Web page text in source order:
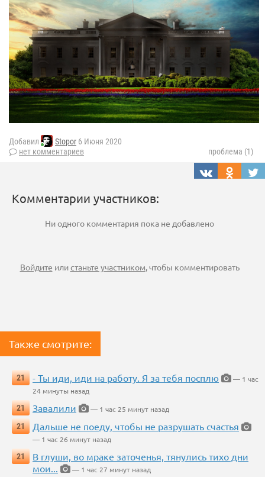
Добавил Stopor 6 Июня 2020
нет комментариев
проблема (1)
Комментарии участников:
Ни одного комментария пока не добавлено
Войдите илистаньте участником, чтобы комментировать
Также смотрите:
21 - Ты иди, иди на работу. Я за тебя посплю
— 1 час
24 минуты назад
21
Завалили
— 1 час 25 минут назад
21
Дальше не поеду, чтобы не разрушать счастья
— 1 час 26 минут назад
21
В глуши, во мраке заточенья, тянулись тихо дни
мои...
— 1 час 27 минут назад